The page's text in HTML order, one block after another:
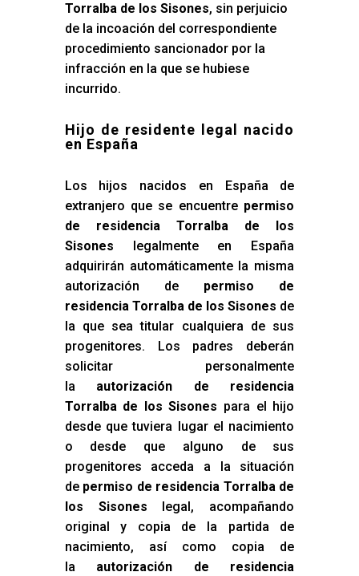
Torralba de los Sisones, sin perjuicio
de la incoación del correspondiente
procedimiento sancionador por la
infracción en la que se hubiese
incurrido.
Hijo de residente legal nacido
en España
Los hijos nacidos en España de
extranjero que se encuentre permiso
de residencia Torralba de los
Sisones legalmente en España
adquirirán automáticamente la misma
autorización de permiso de
residencia Torralba de los Sisones de
la que sea titular cualquiera de sus
progenitores. Los padres deberán
solicitar personalmente
la autorización de residencia
Torralba de los Sisones para el hijo
desde que tuviera lugar el nacimiento
o desde que alguno de sus
progenitores acceda a la situación
de permiso de residencia Torralba de
los Sisones legal, acompañando
original y copia de la partida de
nacimiento, así como copia de
la autorización de residencia